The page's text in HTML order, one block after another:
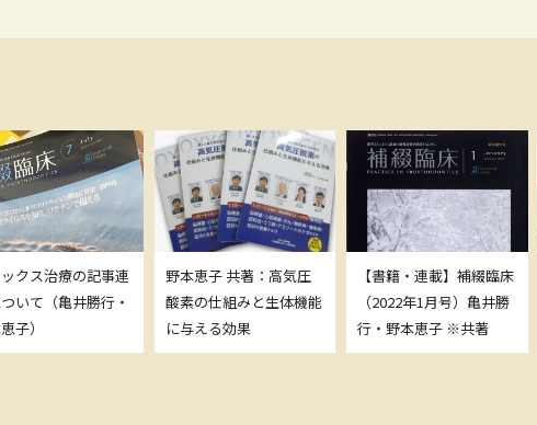
クス治療の記事連
いて（亀井勝行・
子）
野本恵子 共著：高気圧
酸素の仕組みと生体機能
に与える効果
【書籍・連載】補綴臨床
（2022年1月号）亀井勝
行・野本恵子 ※共著